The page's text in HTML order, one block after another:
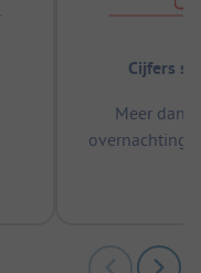
Cijfers
Meer dan